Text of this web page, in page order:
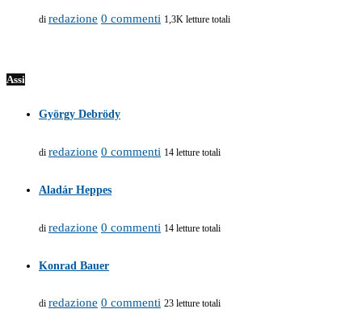
di redazione 0 commenti 1,3K letture totali
Assi
György Debrödy
di redazione 0 commenti 14 letture totali
Aladár Heppes
di redazione 0 commenti 14 letture totali
Konrad Bauer
di redazione 0 commenti 23 letture totali